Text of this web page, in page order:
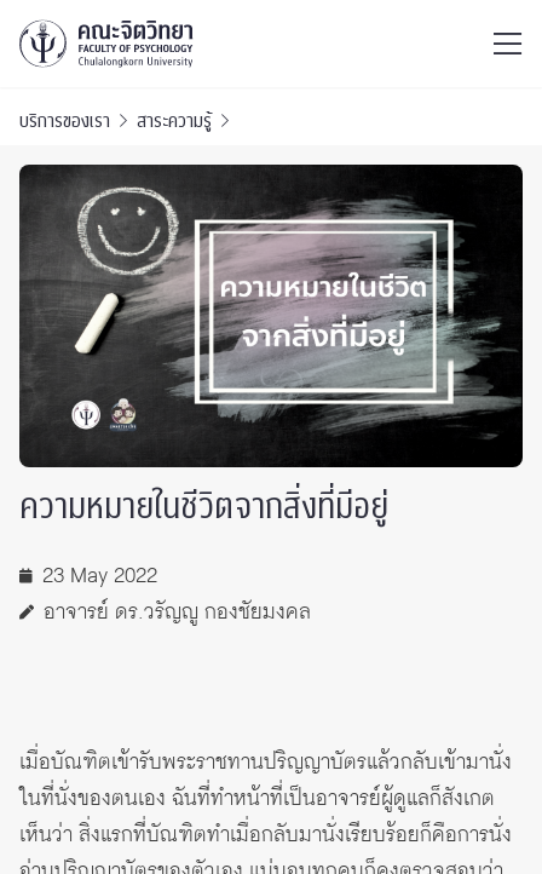
บริการของเรา สาระความรู้
ความหมายในชีวิตจากสิ่งที่มีอยู่
23 May 2022
อาจารย์ ดร.วรัญญู กองชัยมงคล
เมื่อบัณฑิตเข้ารับพระราชทานปริญญาบัตรแล้วกลับเข้ามานั่ง
ในที่นั่งของตนเอง ฉันที่ทำหน้าที่เป็นอาจารย์ผู้ดูแลก็สังเกต
เห็นว่า สิ่งแรกที่บัณฑิตทำเมื่อกลับมานั่งเรียบร้อยก็คือการนั่ง